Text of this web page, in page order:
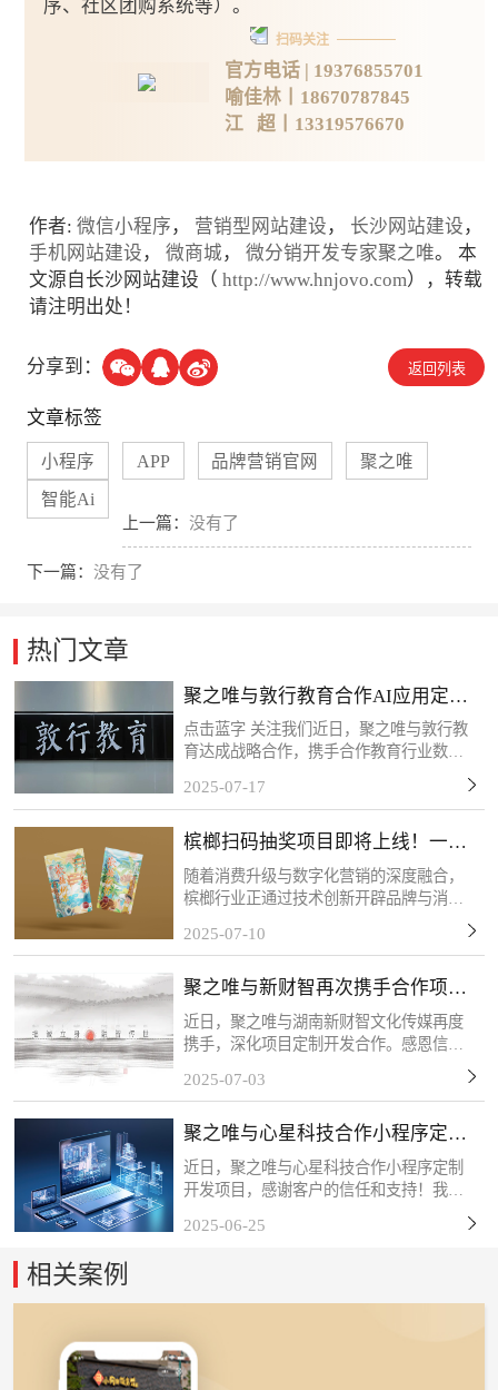
序、社区团购系统等）。
扫码关注
官方电话 | 19376855701
喻佳林丨18670787845
江 超丨13319576670
作者:微信小程序 ， 营销型网站建设 ， 长沙网站建设 ，
手机网站建设 ，微商城 ，微分销开发专家聚之唯。 本
文源自长沙网站建设（http://www.hnjovo.com），转载
请注明出处！
分享到： 返回列表
文章标签
小程序 APP 品牌营销官网 聚之唯
智能Ai
上一篇： 没有了
下一篇： 没有了
热门文章
聚之唯与敦行教育合作AI应用定制
开发项目
点击蓝字 关注我们近日，聚之唯与敦行教
育达成战略合作，携手合作教育行业数字
目。此次应用系统的开发主要为敦行教育
撑。感谢客户的信任和...
2025-07-17
槟榔扫码抽奖项目即将上线！一物
一码，精准触达！
随着消费升级与数字化营销的深度融合，
槟榔行业正通过技术创新开辟品牌与消费
目将于近期上线，该活动以“一物一码”技
码，消费者扫码后可...
2025-07-10
聚之唯与新财智再次携手合作项目
定制开发
近日，聚之唯与湖南新财智文化传媒再度
携手，深化项目定制开发合作。感恩信任
筑长期共赢！关于新财智湖南新财智文化
服务企业。自成立以来...
2025-07-03
聚之唯与心星科技合作小程序定制
开发项目
近日，聚之唯与心星科技合作小程序定制
开发项目，感谢客户的信任和支持！我们
价值」的理念，深度挖掘客户需求，打磨
2025-06-25
相关案例